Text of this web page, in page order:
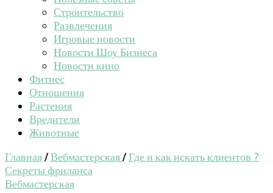
Строительство
Развлечения
Игровые новости
Новости Шоу Бизнеса
Новости кино
Фитнес
Отношения
Растения
Вредители
Животные
Главная/Вебмастерская/Где и как искать клиентов ?
Секреты фриланса
Вебмастерская